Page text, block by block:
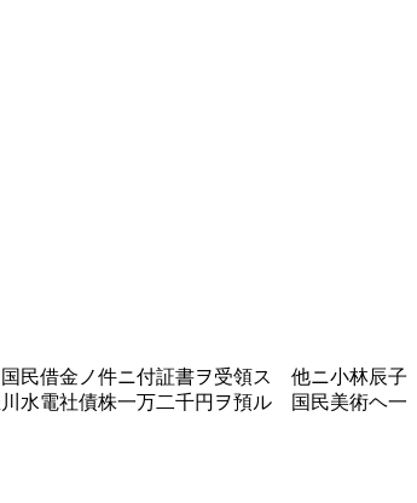
民借金ノ件ニ付証書ヲ受領ス 他ニ小林辰子
水電社債株一万二千円ヲ預ル 国民美術ヘ一